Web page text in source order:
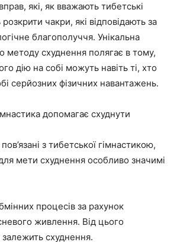
які, як вважають тибетські
чакри, які відповідають за
благополуччя. Унікальна
методу схуднення полягає в тому,
дію на собі можуть навіть ті, хто
серйозних фізичних навантажень.
допомагає схуднути
з тибетської гімнастикою,
мети схуднення особливо значимі
процесів за рахунок
живлення. Від цього
схуднення.